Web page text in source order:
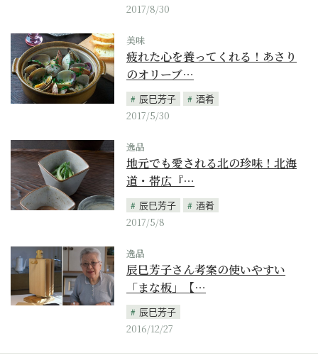
2017/8/30
美味
疲れた心を養ってくれる！あさり
のオリーブ…
辰巳芳子
酒肴
2017/5/30
逸品
地元でも愛される北の珍味！北海
道・帯広『…
辰巳芳子
酒肴
2017/5/8
逸品
辰巳芳子さん考案の使いやすい
「まな板」【…
辰巳芳子
2016/12/27